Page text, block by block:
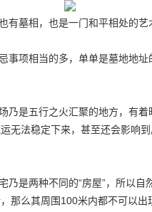
有墓相，也是一门和平相处的
事项相当的多，单单是墓地地
乃是五行之火汇聚的地方，有
无法稳定下来，甚至还会影响
是两种不同的“房屋”，所以自
那么其周围100米内都不可以